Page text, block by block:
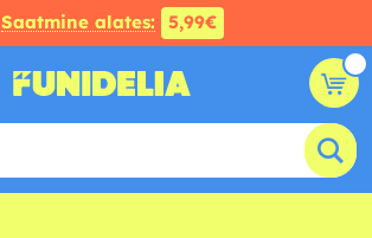
Saatmine alates: 5,99€